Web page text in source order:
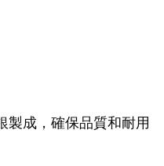
製成，確保品質和耐用